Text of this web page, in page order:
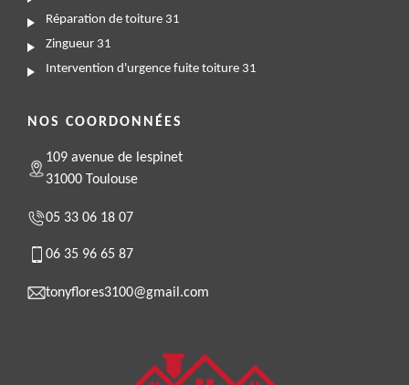
Réparation de toiture 31
Zingueur 31
Intervention d'urgence fuite toiture 31
NOS COORDONNÉES
109 avenue de lespinet
31000 Toulouse
05 33 06 18 07
06 35 96 65 87
tonyflores3100@gmail.com